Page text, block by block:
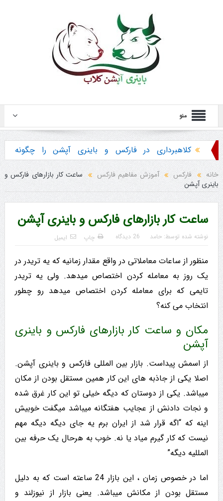
منو
کلاهبرداری در فارکس و باینری آپشن را چگونه
تشخیص دهیم ؟
هشدار در مورد خرید استراتژی ها و پکیج آموزش
باینری آپشن
خانه فارکس آموزش مفاهیم فارکس
ساعت کار بازارهای فارکس و
باینری آپشن
ساعت کار بازارهای فارکس و باینری آپشن
نوشته شده توسط: حامد 26 دیدگاه چاپ ایمیل
منظور از ساعات معاملاتی در واقع مقدار زمانیه که یه تریدر در
یک روز به معامله کردن اختصاص میدهد. ولی یه تریدر
تایمی که برای معامله کردن اختصاص میدهد رو چطور
انتخاب می کنه؟
مکان و ساعت کار بازارهای فارکس و باینری
آپشن
از اسمش پیداست. بازار بین المللی فارکس و باینری آپشن.
اصلا یکی از جاذبه های این کار همین مستقل بودن از مکان
میباشد. یکی از دوستان که دیگه خیلی تو این کار غرق شده
و نجات دادنش از عجایب هفتگانه میباشد میگفت خوبیش
اینه که “اگه قرار شد از ایران برم یه جای دیگه دیگه مهم
نیست که کار گیرم میاد یا نه. خوب به هرحال یک حرفه بين
الملليه دیگه”
اما در خصوص زمان ، این بازار 24 ساعته است که به دلیل
مستقل بودن از مکانش میباشد. یعنی بازار از نیوزلند و